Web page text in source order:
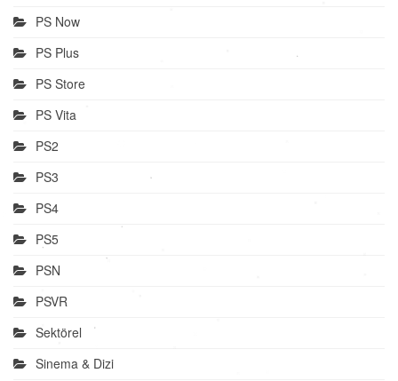
PS Now
PS Plus
PS Store
PS Vita
PS2
PS3
PS4
PS5
PSN
PSVR
Sektörel
Sinema & Dizi